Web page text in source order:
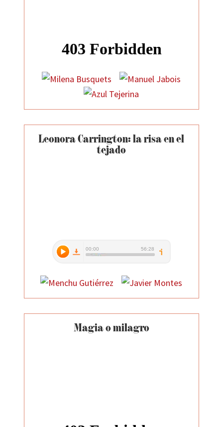
Leonora Carrington: la risa en el
tejado
Magia o milagro